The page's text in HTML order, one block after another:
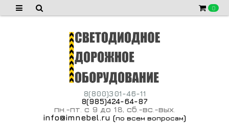
0
8(800)301-46-11
8(985)424-64-87
пн -пт с 9 до 18, сб -вс -вых.
info@imnebel.ru (по всем вопросам)